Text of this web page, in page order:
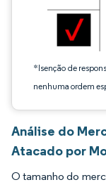
*Isenção de
nenhuma ordem
Análise do
Atacado por
O tamanho do